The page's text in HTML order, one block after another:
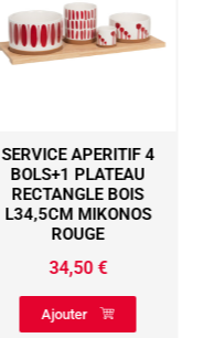
SERVICE APERITIF 4
BOLS+1 PLATEAU
RECTANGLE BOIS
L34,5CM MIKONOS
ROUGE
34,50€
Ajouter